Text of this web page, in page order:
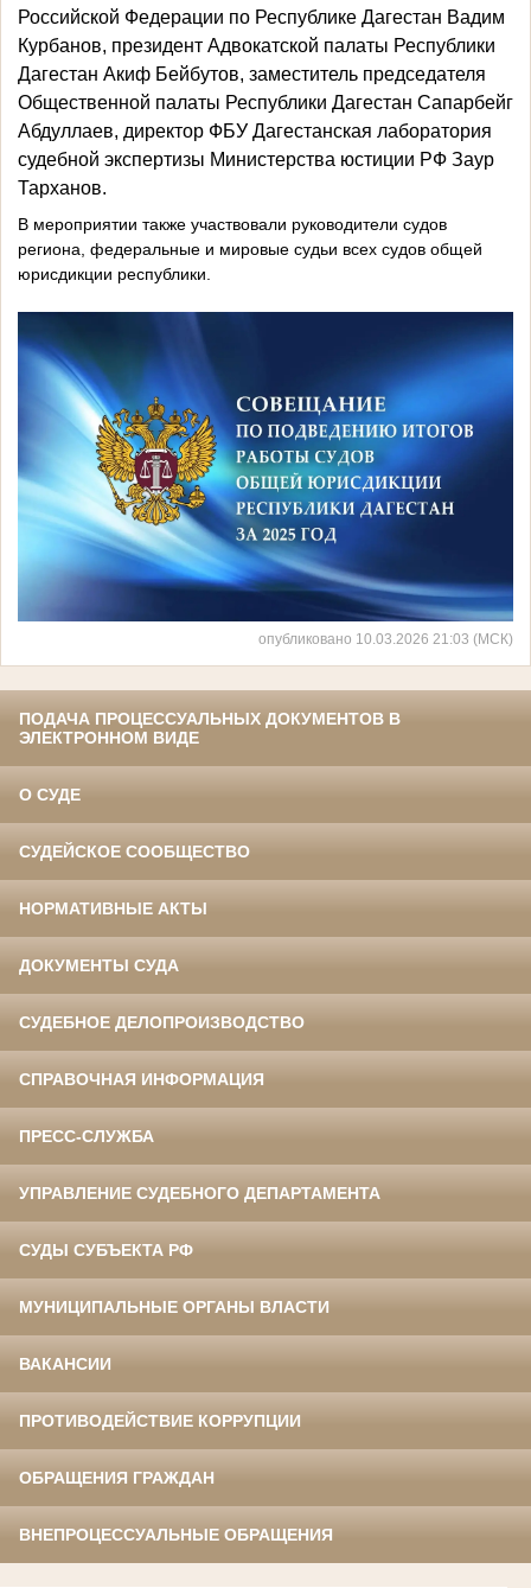
Российской Федерации по Республике Дагестан Вадим
Курбанов, президент Адвокатской палаты Республики
Дагестан Акиф Бейбутов, заместитель председателя
Общественной палаты Республики Дагестан Сапарбейг
Абдуллаев, директор ФБУ Дагестанская лаборатория
судебной экспертизы Министерства юстиции РФ Заур
Тарханов.
В мероприятии также участвовали руководители судов
региона, федеральные и мировые судьи всех судов общей
юрисдикции республики.
опубликовано 10.03.2026 21:03 (МСК)
ПОДАЧА ПРОЦЕССУАЛЬНЫХ ДОКУМЕНТОВ В
ЭЛЕКТРОННОМ ВИДЕ
О СУДЕ
СУДЕЙСКОЕ СООБЩЕСТВО
НОРМАТИВНЫЕ АКТЫ
ДОКУМЕНТЫ СУДА
СУДЕБНОЕ ДЕЛОПРОИЗВОДСТВО
СПРАВОЧНАЯ ИНФОРМАЦИЯ
ПРЕСС-СЛУЖБА
УПРАВЛЕНИЕ СУДЕБНОГО ДЕПАРТАМЕНТА
СУДЫ СУБЪЕКТА РФ
МУНИЦИПАЛЬНЫЕ ОРГАНЫ ВЛАСТИ
ВАКАНСИИ
ПРОТИВОДЕЙСТВИЕ КОРРУПЦИИ
ОБРАЩЕНИЯ ГРАЖДАН
ВНЕПРОЦЕССУАЛЬНЫЕ ОБРАЩЕНИЯ